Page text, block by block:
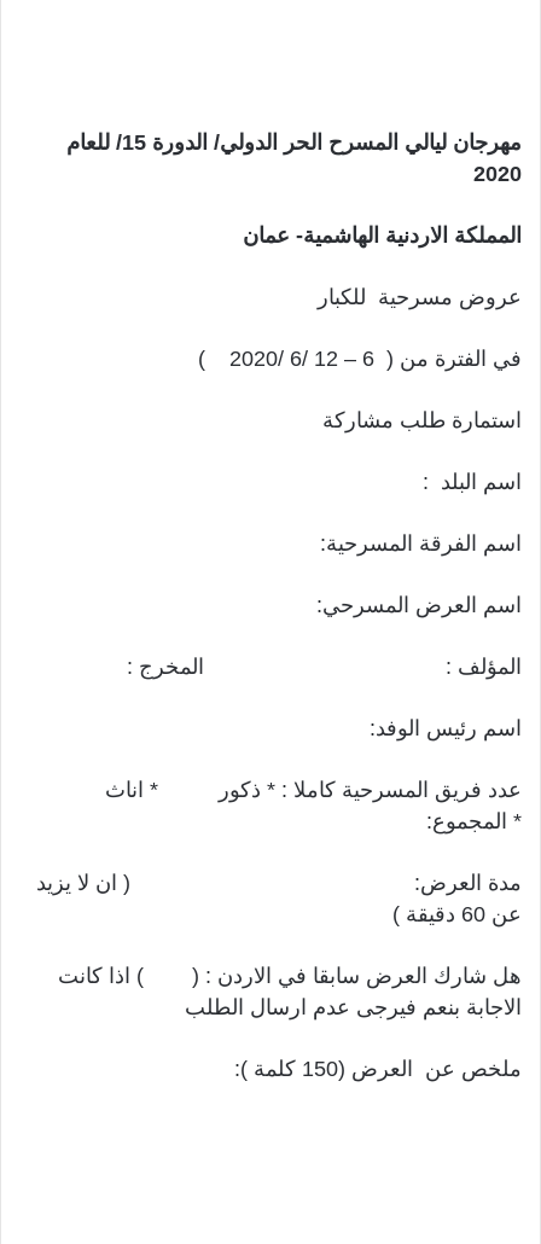
مهرجان ليالي المسرح الحر الدولي/ الدورة 15/ للعام
2020
المملكة الاردنية الهاشمية- عمان
عروض مسرحية للكبار
في الفترة من ( 6 – 12 /6 /2020 )
استمارة طلب مشاركة
اسم البلد :
اسم الفرقة المسرحية:
اسم العرض المسرحي:
المؤلف : المخرج :
اسم رئيس الوفد:
عدد فريق المسرحية كاملا : * ذكور * اناث
* المجموع:
مدة العرض: ( ان لا يزيد
عن 60 دقيقة )
هل شارك العرض سابقا في الاردن : ( ) اذا كانت
الاجابة بنعم فيرجى عدم ارسال الطلب
ملخص عن العرض (150 كلمة ):